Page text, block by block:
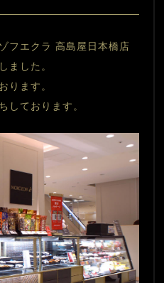
フエクラ 高島屋日本橋店
ました。
ります。
しております。